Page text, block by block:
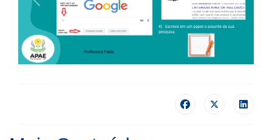
Previous Next